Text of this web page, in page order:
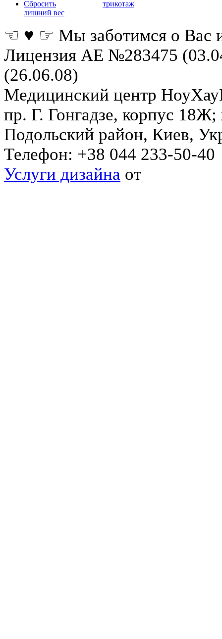
Сбросить
лишний вес
трикотаж
☜ ♥ ☞ Мы заботимся о Вас
Лицензия АЕ №283475
(26.06.08)
Медицинский центр
пр. Г. Гонгадзе, корпус
Подольский район, Киев,
Телефон: +38 044 233-50-40
Услуги дизайна от